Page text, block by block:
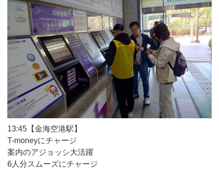
13:45【金海空港駅】
T-moneyにチャージ
案内のアジョッシ大活躍
6人分スムーズにチャージ